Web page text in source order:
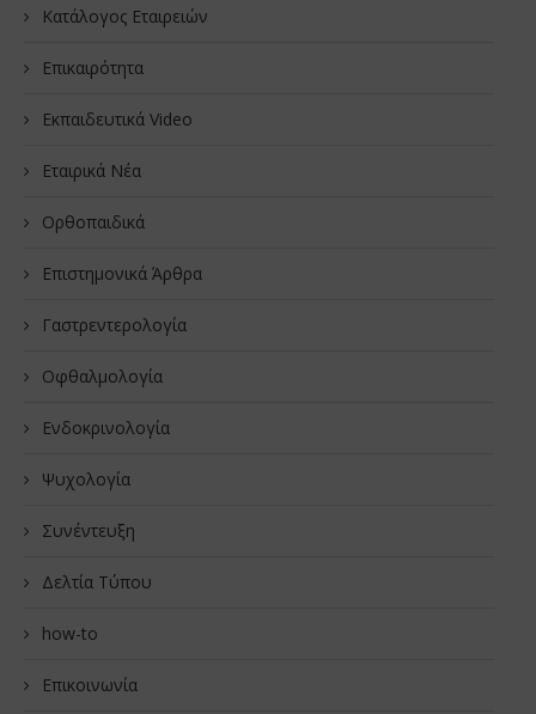
Κατάλογος Εταιρειών
Επικαιρότητα
Εκπαιδευτικά Video
Εταιρικά Νέα
Oρθοπαιδικά
Επιστημονικά Άρθρα
Γαστρεντερολογία
Οφθαλμολογία
Ενδοκρινολογία
Ψυχολογία
Συνέντευξη
Δελτία Τύπου
how-to
Επικοινωνία